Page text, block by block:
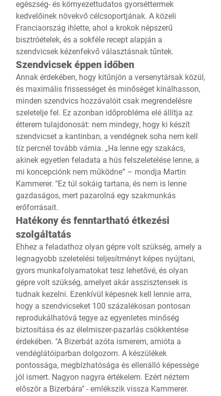
egészség- és környezettudatos gyorséttermek
kedvelőinek növekvő célcsoportjának. A közeli
Franciaország ihlette, ahol a krokok népszerű
bisztróételek, és a sokféle recept alapján a
szendvicsek kézenfekvő választásnak tűntek.
Szendvicsek éppen időben
Annak érdekében, hogy kitűnjön a versenytársak közül,
és maximális frissességet és minőséget kínálhasson,
minden szendvics hozzávalóit csak megrendelésre
szeletelje fel. Ez azonban időprobléma elé állítja az
étterem tulajdonosát: nem mindegy, hogy ki készít
szendvicset a kantinban, a vendégnek soha nem kell
tíz percnél tovább várnia. „Ha lenne egy szakács,
akinek egyetlen feladata a hús felszeletelése lenne, a
mi koncepciónk nem működne” – mondja Martin
Kammerer. "Ez túl sokáig tartana, és nem is lenne
gazdaságos, mert pazarolná egy szakmunkás
erőforrásait.
Hatékony és fenntartható étkezési
szolgáltatás
Ehhez a feladathoz olyan gépre volt szükség, amely a
legnagyobb szeletelési teljesítményt képes nyújtani,
gyors munkafolyamatokat tesz lehetővé, és olyan
gépre volt szükség, amelyet akár asszisztensek is
tudnak kezelni. Ezenkívül képesnek kell lennie arra,
hogy a szendvicseket 100 százalékosan pontosan
reprodukálhatóvá tegye az egyenletes minőség
biztosítása és az élelmiszer-pazarlás csökkentése
érdekében. "A Bizerbát azóta ismerem, amióta a
vendéglátóiparban dolgozom. A készülékek
pontossága, megbízhatósága és ellenálló képessége
jól ismert. Nagyon nagyra értékelem. Ezért néztem
először a Bizerbára" - emlékszik vissza Kammerer.